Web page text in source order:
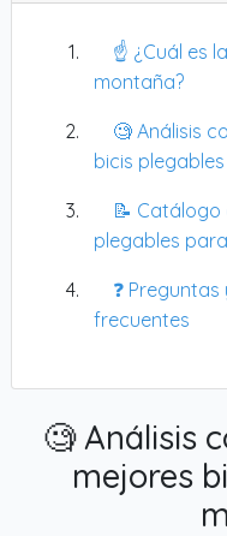
☝️ ¿Cuál es
montaña?
🧐 Análisis
bicis
📝
plegables
❓
frecuentes
🧐 Análisis
mejores